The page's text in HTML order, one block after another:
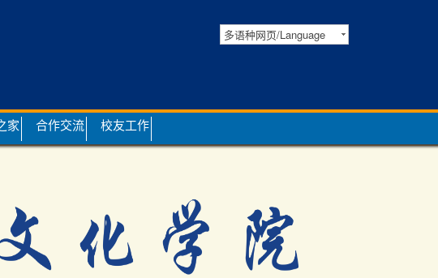
多语种网页/Language
家 合作交流 校友工作